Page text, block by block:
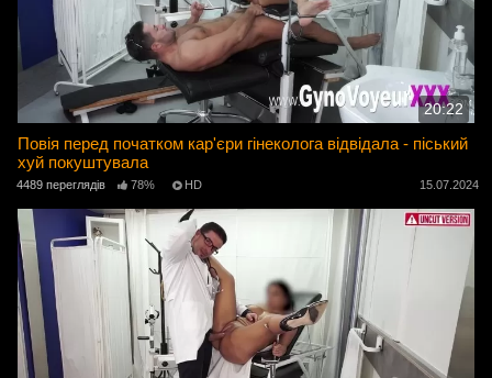
20:22
Повія перед початком кар'єри гінеколога відвідала - піський
хуй покуштувала
4489 переглядів 78% HD 15.07.2024